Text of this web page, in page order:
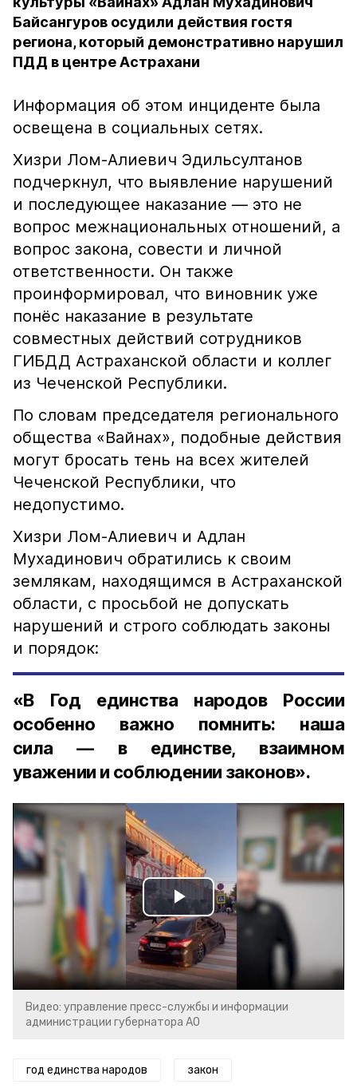
Байсангуров осудили действия гостя
региона, который демонстративно нарушил
ПДД в центре Астрахани
Информация об этом инциденте была
освещена в социальных сетях.
Хизри Лом-Алиевич Эдильсултанов
подчеркнул, что выявление нарушений
и последующее наказание — это не
вопрос межнациональных отношений, а
вопрос закона, совести и личной
ответственности. Он также
проинформировал, что виновник уже
понёс наказание в результате
совместных действий сотрудников
ГИБДД Астраханской области и коллег
из Чеченской Республики.
По словам председателя регионального
общества «Вайнах», подобные действия
могут бросать тень на всех жителей
Чеченской Республики, что
недопустимо.
Хизри Лом-Алиевич и Адлан
Мухадинович обратились к своим
землякам, находящимся в Астраханской
области, с просьбой не допускать
нарушений и строго соблюдать законы
и порядок:
«В Год единства народов России
особенно важно помнить: наша
сила — в единстве, взаимном
уважении и соблюдении законов».
Play
Video
Видео: управление пресс-службы и информации
администрации губернатора АО
год единства народов закон